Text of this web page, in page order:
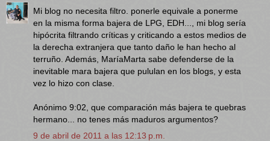
Mi blog no necesita filtro. ponerle equivale a ponerme
en la misma forma bajera de LPG, EDH..., mi blog sería
hipócrita filtrando críticas y criticando a estos medios de
la derecha extranjera que tanto daño le han hecho al
terruño. Además, MaríaMarta sabe defenderse de la
inevitable mara bajera que pululan en los blogs, y esta
vez lo hizo con clase.
Anónimo 9:02, que comparación más bajera te quebras
hermano... no tenes más maduros argumentos?
9 de abril de 2011 a las 12:13 p.m.